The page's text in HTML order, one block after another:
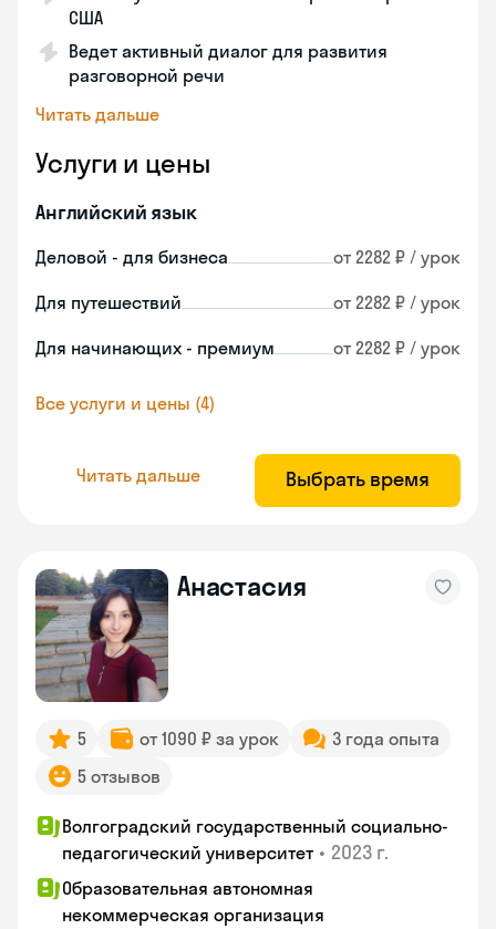
США
Ведет активный диалог для развития
разговорной речи
Читать дальше
Услуги и цены
Английский язык
Деловой - для бизнеса от 2282 ₽ / урок
Для путешествий от 2282 ₽ / урок
Для начинающих - премиум от 2282 ₽ / урок
Все услуги и цены (4)
Читать дальше Выбрать время
Анастасия
5 от 1090 ₽ за урок
3 года опыта
5 отзывов
Волгоградский государственный социально-
педагогический университет • 2023 г.
Образовательная автономная
некоммерческая организация